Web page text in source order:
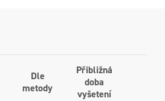
Dle
metody
Přibližná
doba
vyšetení